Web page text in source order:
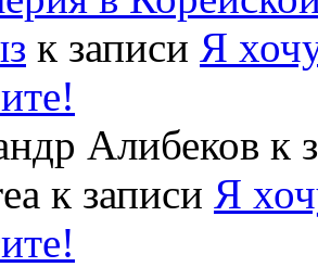
к записи Я
Алибеков к
к записи Я